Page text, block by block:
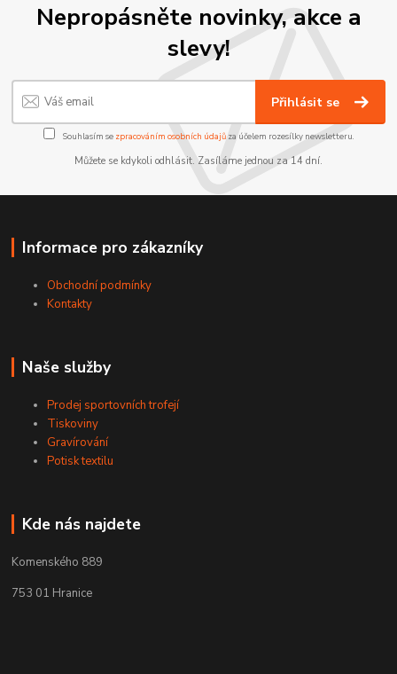
Nepropásněte novinky, akce a
slevy!
Přihlásit se
Souhlasím se zpracováním osobních údajůza účelem rozesílky newsletteru.
Můžete se kdykoli odhlásit. Zasíláme jednou za 14 dní.
Informace pro zákazníky
Obchodní podmínky
Kontakty
Naše služby
Prodej sportovních trofejí
Tiskoviny
Gravírování
Potisk textilu
Kde nás najdete
Komenského 889
753 01 Hranice